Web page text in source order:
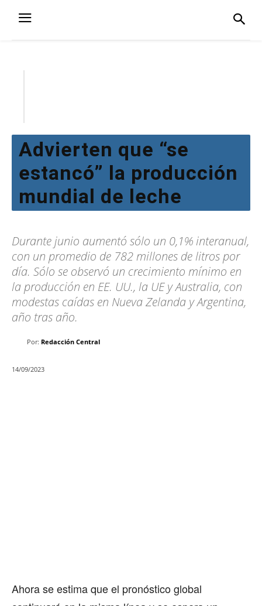
Advierten que “se
estancó” la producción
mundial de leche
Durante junio aumentó sólo un 0,1% interanual,
con un promedio de 782 millones de litros por
día. Sólo se observó un crecimiento mínimo en
la producción en EE. UU., la UE y Australia, con
modestas caídas en Nueva Zelanda y Argentina,
año tras año.
Por: Redacción Central
14/09/2023
Ahora se estima que el pronóstico global